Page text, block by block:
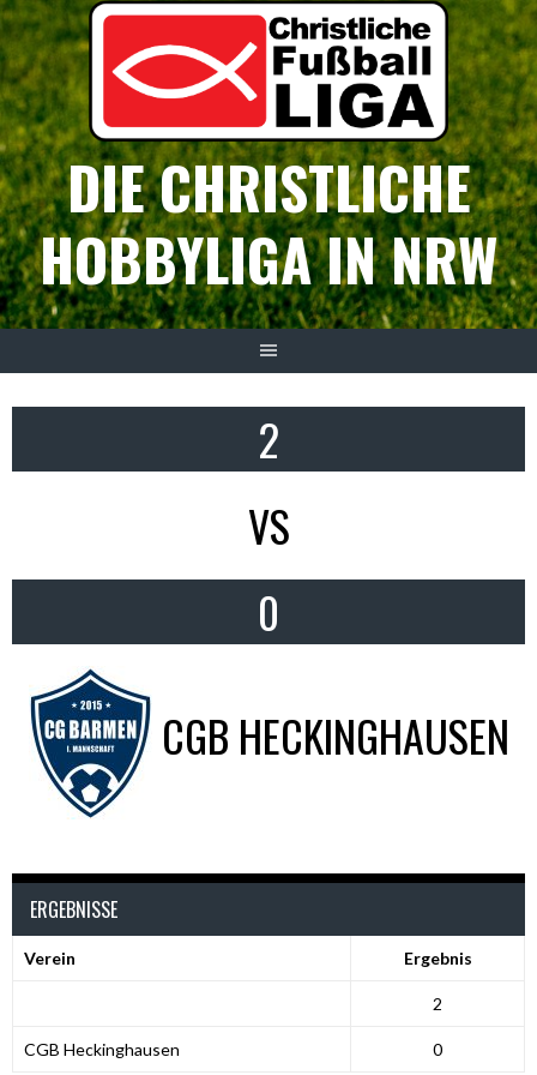
Springe
zum
Inhalt
DIE CHRISTLICHE
HOBBYLIGA IN NRW
2
VS
0
CGB HECKINGHAUSEN
ERGEBNISSE
Verein Ergebnis
2
CGB Heckinghausen 0